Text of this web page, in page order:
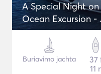
A Special Night
Ocean Excursion -
Buriavimo jachta
37
11